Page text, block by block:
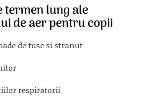
termen lung ale
de aer pentru copii
de tuse si stranut
respiratorii